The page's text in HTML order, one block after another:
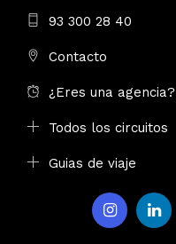
93 300 28 40
Contacto
¿Eres una agencia?
Todos los circuitos
Guias de viaje